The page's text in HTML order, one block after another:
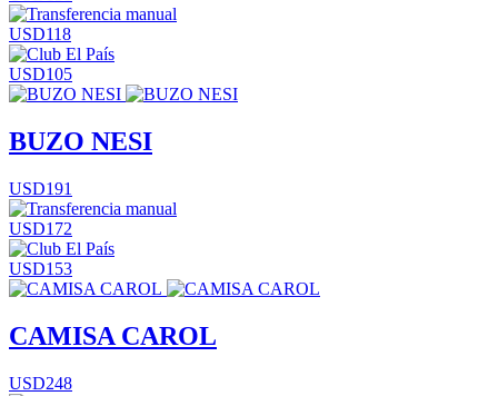
USD118
USD105
BUZO NESI
USD191
USD172
USD153
CAMISA CAROL
USD248